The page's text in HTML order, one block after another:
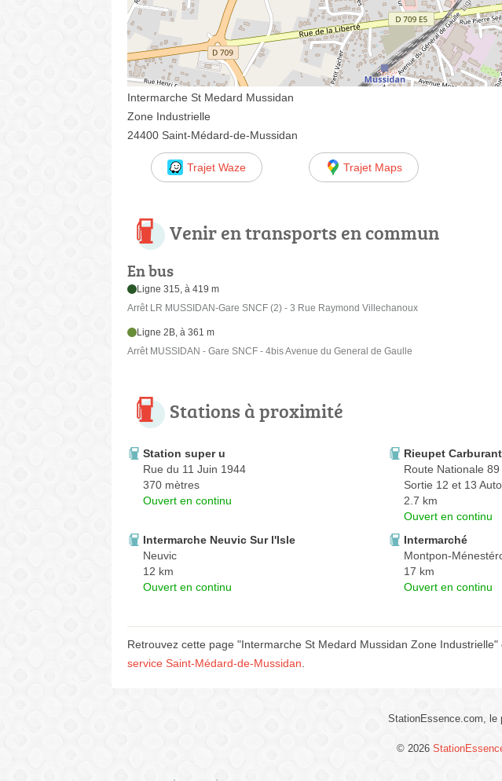
Intermarche St Medard Mussidan
Zone Industrielle
24400 Saint-Médard-de-Mussidan
Trajet Waze Trajet Maps
Venir en transports en commun
En bus
Ligne 315, à 419 m
Arrêt LR MUSSIDAN-Gare SNCF (2) - 3 Rue Raymond Villechanoux
Ligne 2B, à 361 m
Arrêt MUSSIDAN - Gare SNCF - 4bis Avenue du General de Gaulle
Stations à proximité
Station super u
Rue du 11 Juin 1944
370 mètres
Ouvert en continu
Rieupet
Route Nationale
Sortie 12 et 13
2.7 km
Ouvert en continu
Intermarche Neuvic Sur l'Isle
Neuvic
12 km
Ouvert en continu
Intermarché
Montpon-
17 km
Ouvert en continu
Retrouvez cette page "Intermarche St Medard Mussidan Zone
service Saint-Médard-de-Mussidan
StationEssence.com, le
© 2026